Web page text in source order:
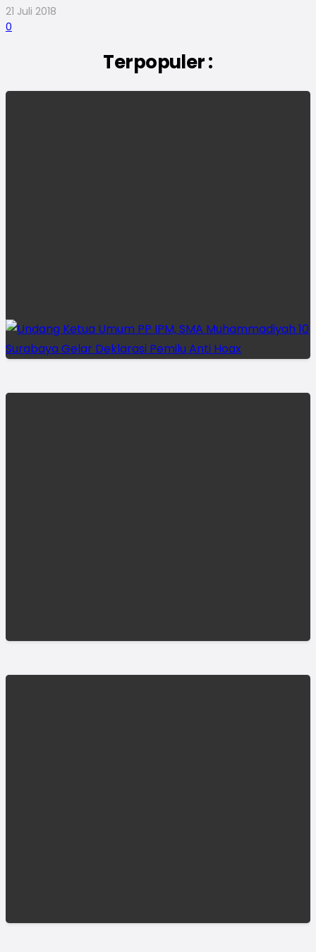
21 Juli 2018
0
Terpopuler :